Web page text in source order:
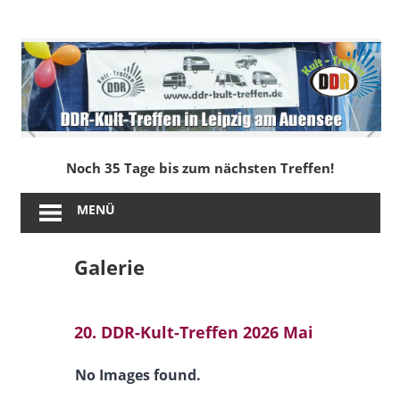
springen
DDR-
Kult-
Treffen
in
Leipzig
am
Noch 35 Tage bis zum nächsten Treffen!
MENÜ
Galerie
20. DDR-Kult-Treffen 2026 Mai
No Images found.